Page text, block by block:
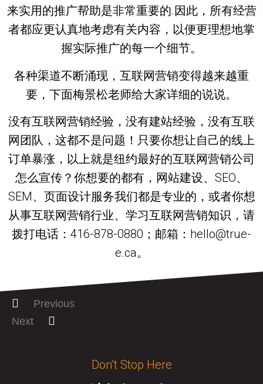
来实用的推广帮助是非常重要的.因此，所有经营
者都应更认真地考虑有关内容，以便更理想地掌
握实际推广的每一个细节。
各种渠道不断涌现，互联网营销变得越来越重
要，下面梅景松老师给大家详细的说说。
没有互联网营销经验，没有建站经验，没有互联
网团队，这都不是问题！只要你想让自己的线上
订单暴涨，以上就是纽约最好的互联网营销公司
怎么宣传？你想要的都有，网站建设、SEO、
SEM、页面设计服务我们都是专业的，或者你想
从事互联网营销行业、学习互联网营销知识，请
拨打电话：416-878-0880；邮箱：hello@true-
e.ca。
Previous
Next
Don’t Stop Here